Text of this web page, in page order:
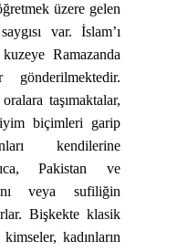
üzere gelen
var. İslam’ı
Ramazanda
gönderilmektedir.
taşımaktalar,
biçimleri garip
kendilerine
Pakistan ve
veya sufiliğin
Bişkekte klasik
kadınların